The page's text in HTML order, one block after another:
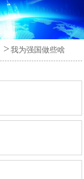
> 我为强国做些啥